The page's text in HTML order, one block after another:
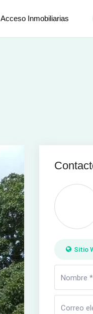
Acceso Inmobiliarias
Sitio